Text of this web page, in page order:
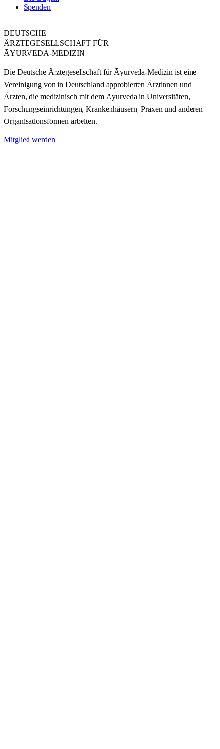
Spenden
DEUTSCHE
ÄRZTEGESELLSCHAFT FÜR
ĀYURVEDA-MEDIZIN
Die Deutsche Ärztegesellschaft für Āyurveda-Medizin ist eine
Vereinigung von in Deutschland approbierten Ärztinnen und
Ärzten, die medizinisch mit dem Āyurveda in Universitäten,
Forschungseinrichtungen, Krankenhäusern, Praxen und anderen
Organisationsformen arbeiten.
Mitglied werden